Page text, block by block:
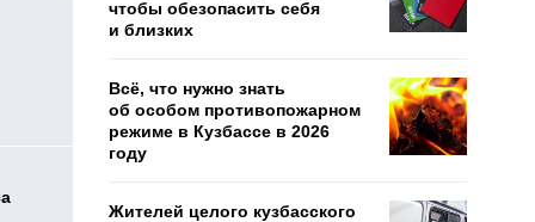
чтобы обезопасить себя
и близких
Всё, что нужно знать
об особом противопожарном
режиме в Кузбассе в 2026
году
Жителей целого кузбасского